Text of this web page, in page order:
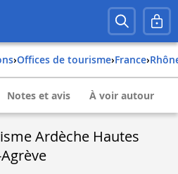
› Offices de tourisme› france›
Notes et avis À voir autour
Ardèche Hautes